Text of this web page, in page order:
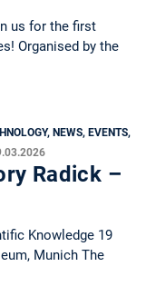
us for the first
Organised by the
NEWS, EVENTS,
Radick –
Knowledge 19
Munich The